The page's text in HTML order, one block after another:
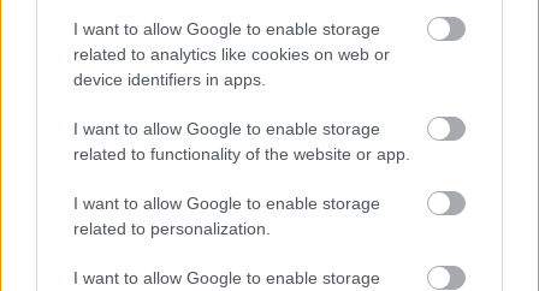
I want to allow Google to enable storage
related to analytics like cookies on web or
device identifiers in apps.
I want to allow Google to enable storage
related to functionality of the website or app.
I want to allow Google to enable storage
related to personalization.
I want to allow Google to enable storage
— SIMONE LANDI RACE
(@SIMONELANDI13)SEPTEMBER 29,
2023
- Advertisement -
Ez a lépés több szempontból is drasztikusnak mondható a
Hondától. Egyfelől a szezon közepén váltak meg a veterán
szakembertől, másrészt pedig pont a Japán Nagydíj